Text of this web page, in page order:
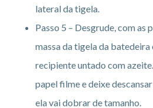
lateral da tigela.
Passo 5 – Desgrude, com as
massa da tigela da batedeira
recipiente untado com
papel filme e deixe
ela vai dobrar de tamanho.